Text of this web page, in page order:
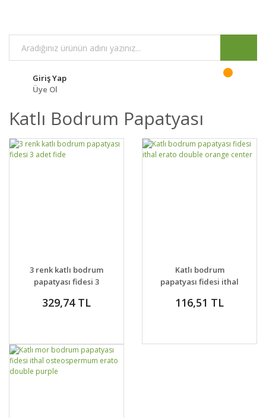
Giriş Yap
Üye Ol
Katlı Bodrum Papatyası
DETAYLAR
VER
3 renk katlı bodrum
papatyası fidesi 3
329,74 TL
DETAYLAR
VER
Katlı bodrum
papatyası fidesi ithal
center
116,51 TL